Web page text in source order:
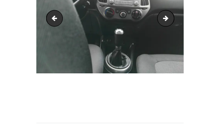
dav mde